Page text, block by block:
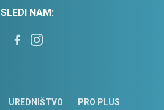
SLEDI NAM:
UREDNIŠTVO PRO PLUS